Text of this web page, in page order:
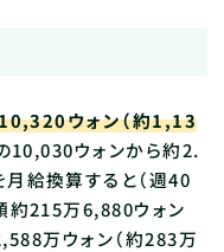
ウォン（約1,13
10,030ウォンから約2.
給換算すると（週40
約215万6,880ウォン
万ウォン（約283万